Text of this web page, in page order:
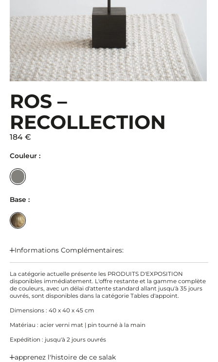
ROS –
RECOLLECTION
184 €
Couleur :
Base :
Informations Complémentaires:
La catégorie actuelle présente les PRODUITS D'EXPOSITION
disponibles immédiatement. L'offre restante et la gamme complète
de couleurs, avec un délai d'attente standard allant jusqu'à 35 jours
ouvrés, sont disponibles dans la catégorie Tables d'appoint.
Dimensions : 40 x 40 x 45 cm
Matériau : acier verni mat | pin tourné à la main
Expédition : jusqu'à 2 jours ouvrés
apprenez l'histoire de ce salak